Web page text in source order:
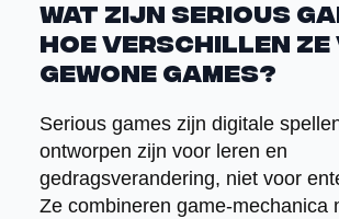
Wat zijn serious
hoe verschillen ze
gewone games?
Serious games zijn digitale
ontworpen zijn voor leren en
gedragsverandering, niet voor
Ze combineren game-mechanica